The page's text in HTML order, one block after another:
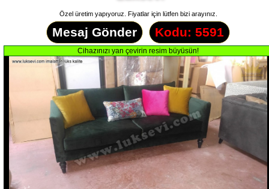
Özel üretim yapıyoruz. Fiyatlar için lütfen bizi arayınız.
Mesaj Gönder Kodu: 5591